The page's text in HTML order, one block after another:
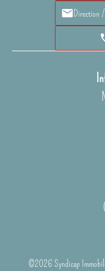
Direction
©2026 Syndicap